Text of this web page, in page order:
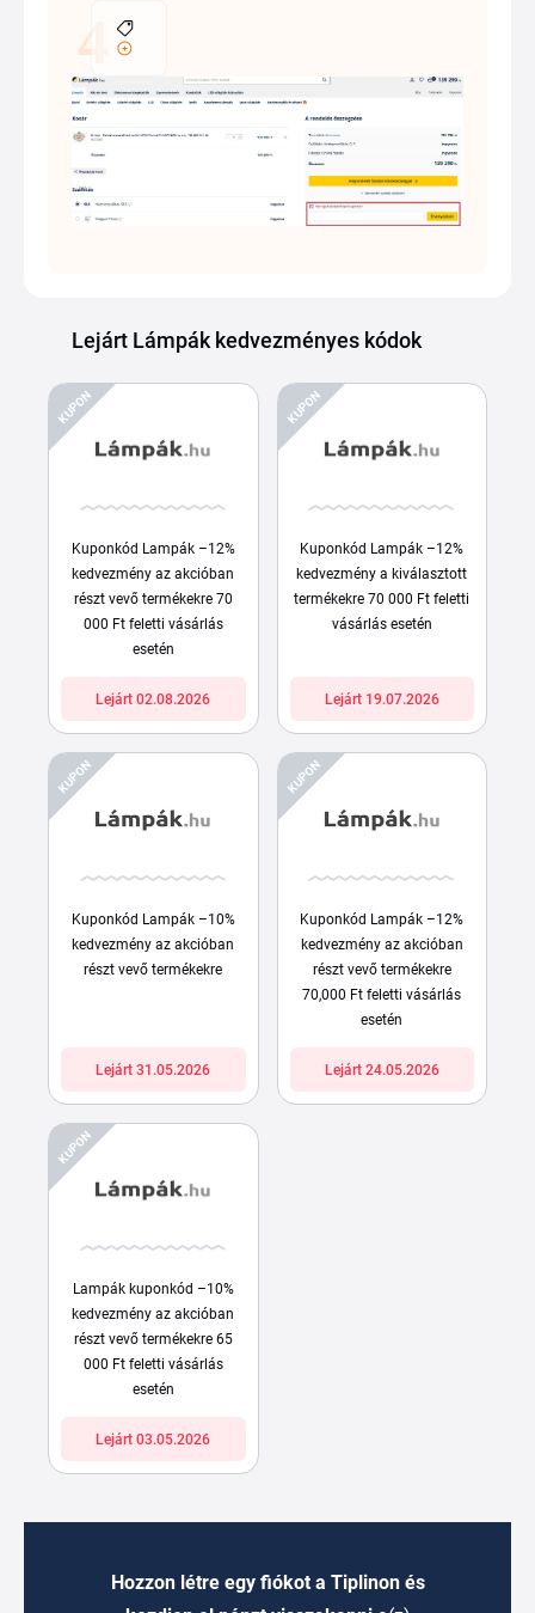
Lejárt Lámpák kedvezményes kódok
KUPON
Kuponkód Lampák –12%
kedvezmény az akcióban
részt vevő termékekre 70
000 Ft feletti vásárlás
esetén
Lejárt 02.08.2026
KUPON
Kuponkód Lampák –12%
kedvezmény a kiválasztott
termékekre 70 000 Ft feletti
vásárlás esetén
Lejárt 19.07.2026
KUPON
Kuponkód Lampák –10%
kedvezmény az akcióban
részt vevő termékekre
Lejárt 31.05.2026
KUPON
Kuponkód Lampák –12%
kedvezmény az akcióban
részt vevő termékekre
70,000 Ft feletti vásárlás
esetén
Lejárt 24.05.2026
KUPON
Lampák kuponkód –10%
kedvezmény az akcióban
részt vevő termékekre 65
000 Ft feletti vásárlás
esetén
Lejárt 03.05.2026
Hozzon létre egy fiókot a Tiplinon és